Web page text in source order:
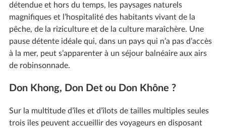
détendue et hors du temps, les paysages naturels
magnifiques et l’hospitalité des habitants vivant de la
pêche, de la riziculture et de la culture maraîchère. Une
pause détente idéale qui, dans un pays qui n’a pas d’accès
à la mer, peut s’apparenter à un séjour balnéaire aux airs
de robinsonnade.
Don Khong, Don Det ou Don Khône ?
Sur la multitude d’îles et d’îlots de tailles multiples seules
trois îles peuvent accueillir des voyageurs en disposant